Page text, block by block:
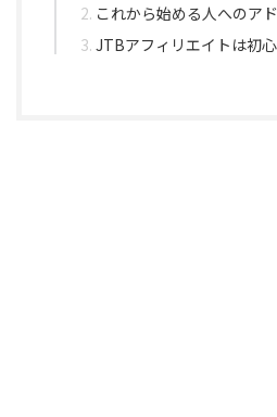
これから始める人へのア
JTBアフィリエイトは初